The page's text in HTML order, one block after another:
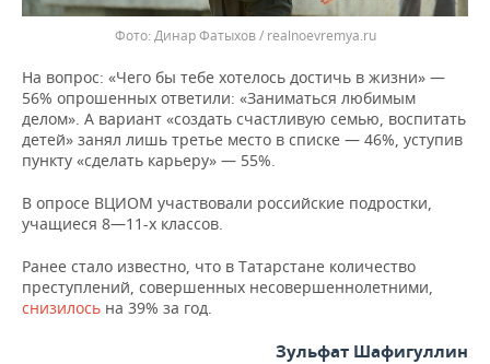
Динар Фатыхов / realnoevremya.ru
На вопрос: «Чего бы тебе хотелось достичь в жизни» —
56% опрошенных ответили: «Заниматься любимым
делом». А вариант «создать счастливую семью, воспитать
детей» занял лишь третье место в списке — 46%, уступив
пункту «сделать карьеру» — 55%.
В опросе ВЦИОМ участвовали российские подростки,
учащиеся 8—11-х классов.
Ранее стало известно, что в Татарстане количество
преступлений, совершенных несовершеннолетними,
снизилось на 39% за год.
Зульфат Шафигуллин